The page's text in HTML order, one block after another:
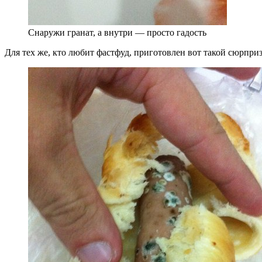
Снаружи гранат, а внутри — просто гадость
Для тех же, кто любит фастфуд, приготовлен вот такой